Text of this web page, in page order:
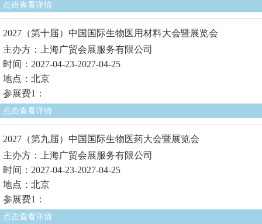
点击查看详情
2027（第十届）中国国际生物医用材料大会暨展览会
主办方：上海广贸会展服务有限公司
时间：2027-04-23-2027-04-25
地点：北京
参展费1：
点击查看详情
2027（第九届）中国国际生物医药大会暨展览会
主办方：上海广贸会展服务有限公司
时间：2027-04-23-2027-04-25
地点：北京
参展费1：
点击查看详情